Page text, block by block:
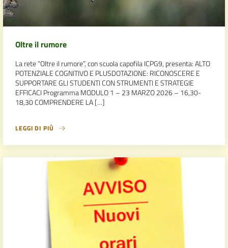
Oltre il rumore
La rete “Oltre il rumore”, con scuola capofila ICPG9, presenta: ALTO
POTENZIALE COGNITIVO E PLUSDOTAZIONE: RICONOSCERE E
SUPPORTARE GLI STUDENTI CON STRUMENTI E STRATEGIE
EFFICACI Programma MODULO 1 – 23 MARZO 2026 – 16,30-
18,30 COMPRENDERE LA […]
LEGGI DI PIÙ